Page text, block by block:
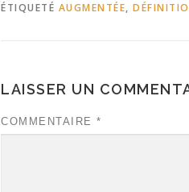
ÉTIQUETÉ AUGMENTÉE,
LAISSER UN
COMMENTAIRE *